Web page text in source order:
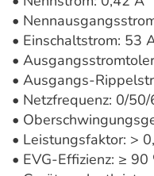
•
• Einschaltstrom: 53
•
• Ausgangs-
• Netzfrequenz: 0/
•
• Leistungsfaktor: >
• EVG-Effizienz: ≥ 90